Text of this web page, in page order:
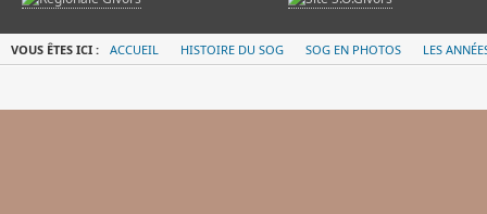
VOUS ÊTES ICI : ACCUEIL HISTOIRE DU SOG SOG EN PHOTOS LES